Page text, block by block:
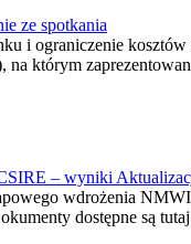
ze spotkania
i ograniczenie
którym
– wyniki
wdrożenia
dostępne są tutaj